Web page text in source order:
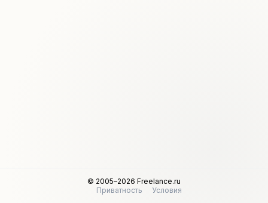
© 2005–2026 Freelance.ru
Приватность
Условия